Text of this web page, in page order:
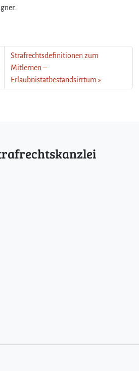
Strafrechtsdefinitionen zum
Mitlernen –
Erlaubnistatbestandsirrtum